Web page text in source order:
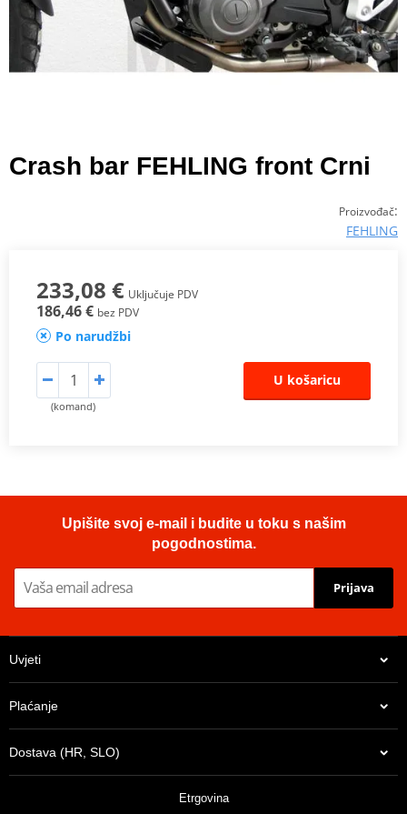
Crash bar FEHLING front Crni
Proizvođač:
FEHLING
233,08 € Uključuje PDV
186,46 € bez PDV
Po narudžbi
(komand)
U košaricu
Upišite svoj e-mail i budite u toku s našim
pogodnostima.
Prijava
Uvjeti
Plaćanje
Dostava (HR, SLO)
Etrgovina